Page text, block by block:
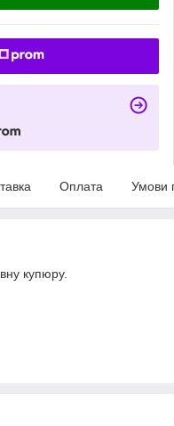
Оплата Умови
купюру.